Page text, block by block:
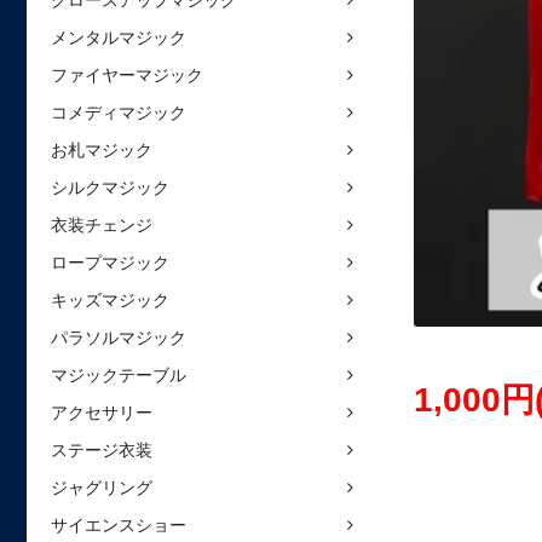
メンタルマジック
ファイヤーマジック
コメディマジック
お札マジック
シルクマジック
衣装チェンジ
ロープマジック
キッズマジック
パラソルマジック
マジックテーブル
アクセサリー
ステージ衣装
ジャグリング
サイエンスショー
1,000